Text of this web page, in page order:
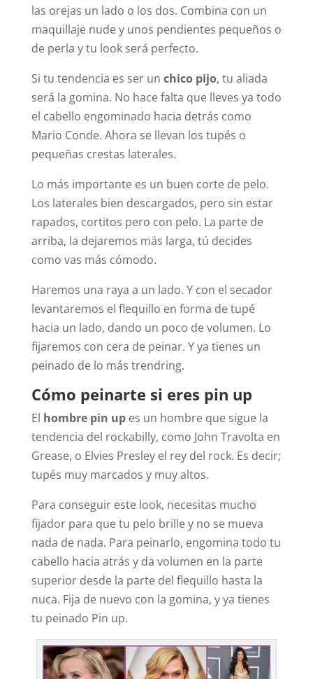
las orejas un lado o los dos. Combina con un
maquillaje nude y unos pendientes pequeños o
de perla y tu look será perfecto.
Si tu tendencia es ser un chico pijo, tu aliada
será la gomina. No hace falta que lleves ya todo
el cabello engominado hacia detrás como
Mario Conde. Ahora se llevan los tupés o
pequeñas crestas laterales.
Lo más importante es un buen corte de pelo.
Los laterales bien descargados, pero sin estar
rapados, cortitos pero con pelo. La parte de
arriba, la dejaremos más larga, tú decides
como vas más cómodo.
Haremos una raya a un lado. Y con el secador
levantaremos el flequillo en forma de tupé
hacia un lado, dando un poco de volumen. Lo
fijaremos con cera de peinar. Y ya tienes un
peinado de lo más trendring.
Cómo peinarte si eres pin up
El hombre pin upes un hombre que sigue la
tendencia del rockabilly, como John Travolta en
Grease, o Elvies Presley el rey del rock. Es decir;
tupés muy marcados y muy altos.
Para conseguir este look, necesitas mucho
fijador para que tu pelo brille y no se mueva
nada de nada. Para peinarlo, engomina todo tu
cabello hacia atrás y da volumen en la parte
superior desde la parte del flequillo hasta la
nuca. Fija de nuevo con la gomina, y ya tienes
tu peinado Pin up.